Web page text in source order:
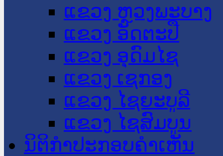
ແຂວງ ຫຼວງພະບາງ
ແຂວງ ອັດຕະປື
ແຂວງ ອຸດົມໄຊ
ແຂວງ ເຊກອງ
ແຂວງ ໄຊຍະບູລີ
ແຂວງ ໄຊສົມບູນ
ນິຕິກໍາປະກອບຄໍາເຫັນ